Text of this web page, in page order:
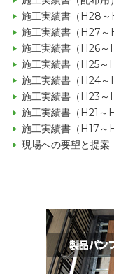
施工実績書（H28～
施工実績書（H27～
施工実績書（H26～
施工実績書（H25～
施工実績書（H24～
施工実績書（H23～
施工実績書（H21～
施工実績書（H17～
現場への要望と提案